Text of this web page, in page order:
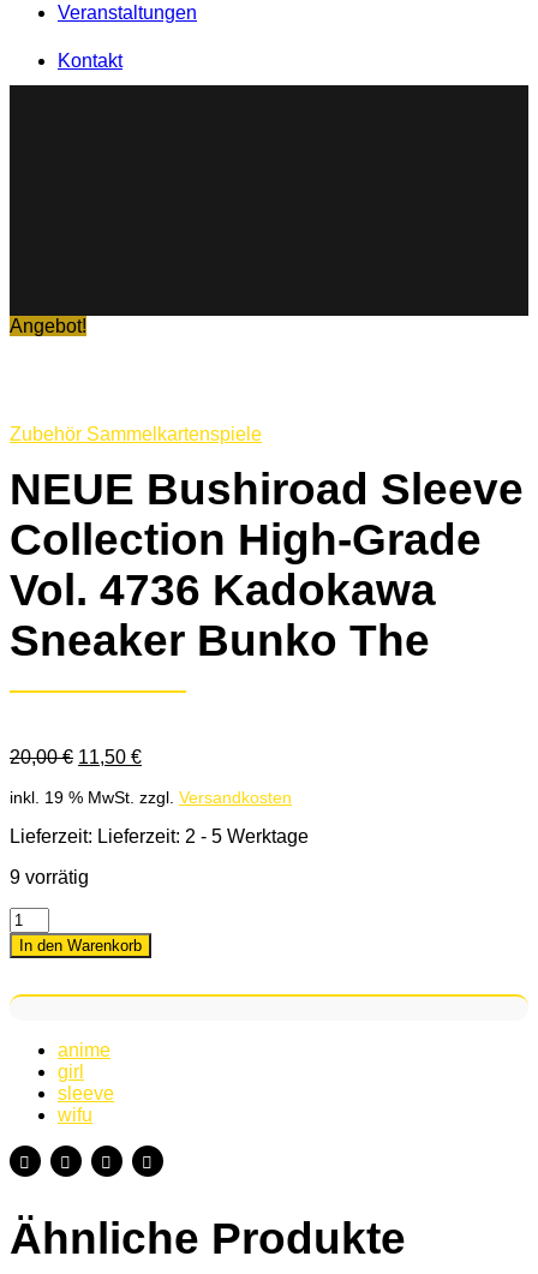
Veranstaltungen
Kontakt
Angebot!
Zubehör Sammelkartenspiele
NEUE Bushiroad Sleeve
Collection High-Grade
Vol. 4736 Kadokawa
Sneaker Bunko The
20,00€ Ursprünglicher
war:
11,50 €Aktueller
ist:
inkl. 19 % MwSt. zzgl. Versandkosten
Lieferzeit: Lieferzeit: 2 - 5 Werktage
9 vorrätig
Quantity
In den Warenkorb
anime
girl
sleeve
wifu
Ähnliche Produkte